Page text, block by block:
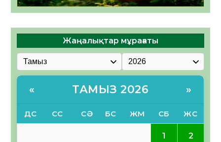
Жаңалықтар мұрағаты
« ТАМЫЗ 2026 »
ДС СС СӘ БС ЖМ СБ ЖС
1 2